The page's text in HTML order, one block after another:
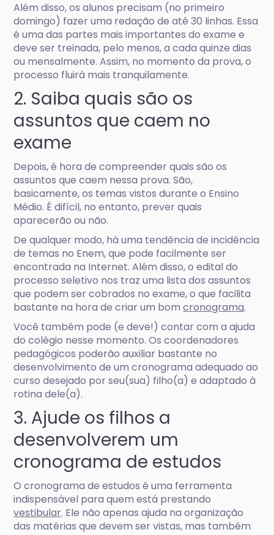
Além disso, os alunos precisam (no primeiro
domingo) fazer uma redação de até 30 linhas. Essa
é uma das partes mais importantes do exame e
deve ser treinada, pelo menos, a cada quinze dias
ou mensalmente. Assim, no momento da prova, o
processo fluirá mais tranquilamente.
2. Saiba quais são os
assuntos que caem no
exame
Depois, é hora de compreender quais são os
assuntos que caem nessa prova. São,
basicamente, os temas vistos durante o Ensino
Médio. É difícil, no entanto, prever quais
aparecerão ou não.
De qualquer modo, há uma tendência de incidência
de temas no Enem, que pode facilmente ser
encontrada na Internet. Além disso, o edital do
processo seletivo nos traz uma lista dos assuntos
que podem ser cobrados no exame, o que facilita
bastante na hora de criar um bomcronograma.
Você também pode (e deve!) contar com a ajuda
do colégio nesse momento. Os coordenadores
pedagógicos poderão auxiliar bastante no
desenvolvimento de um cronograma adequado ao
curso desejado por seu(sua) filho(a) e adaptado à
rotina dele(a).
3. Ajude os filhos a
desenvolverem um
cronograma de estudos
O cronograma de estudos é uma ferramenta
indispensável para quem está prestando
vestibular. Ele não apenas ajuda na organização
das matérias que devem ser vistas, mas também